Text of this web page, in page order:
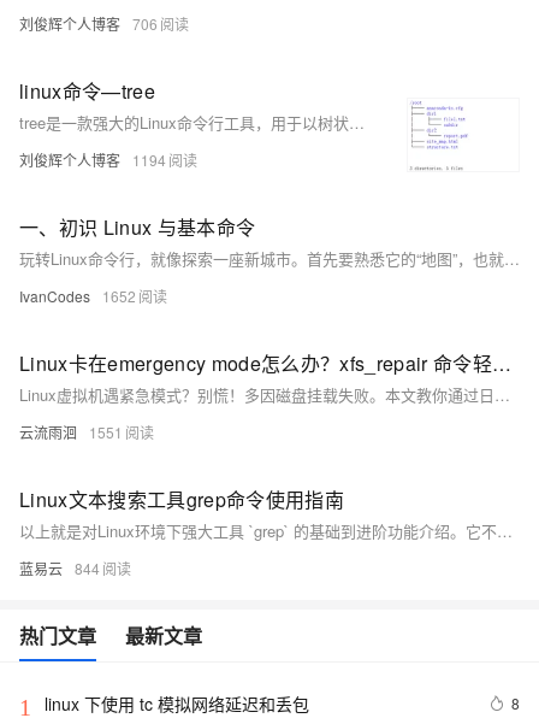
刘俊辉个人博客 706
linux命令—tree
tree是一款强大的Linux命令行工具，用于以树状结构递归展示目录和文件，直观呈现层级关系。支持多种功能，如过滤、排序、权限显示及格式化输出等。安装方法因系统而异常用场景包括：基础用法（显示当前或指定目录结构）、核心参数应用（如层级控制-L、隐藏文件显示-a、完整路径输出-f）以及进阶操作（如磁盘空间分析--du、结合grep过滤内容、生成JSON格式列表-J等）。此外，还可生成网站目录结构图并导出为HTML文件。注意事项：使用Tab键补全路径避免错误；超大目录建议限制遍历层数；脚本中推荐禁用统计信息以优化性能。更多详情可查阅手册mantree。
刘俊辉个人博客 1194
一、初识 Linux 与基本命令
玩转Linux命令行，就像探索一座新城市。首先要熟悉它的“地图”，也就是/根目录下/etc（放配置）、/home（住家）这些核心区域。然后掌握几个“生存口令”：用ls看周围，cd去别处，mkdir建新房，cp/mv搬东西，再用cat或tail看文件内容。最后，别忘了随时按Tab键，它能帮你自动补全命令和路径，是提高效率的第一神器。
IvanCodes 1652
Linux卡在emergency mode怎么办？xfs_repair 命令轻松解决
Linux虚拟机遇紧急模式？别慌！多因磁盘挂载失败。本文教你通过日志定位问题，用`xfs_repair`等工具修复文件系统，三步快速恢复。掌握查日志、修磁盘、验重启，轻松应对紧急模式，保障系统稳定运行。
云流雨洄 1551
Linux文本搜索工具grep命令使用指南
以上就是对Linux环境下强大工具 `grep` 的基础到进阶功能介绍。它不仅能够执行简单文字查询任务还能够处理复杂文字处理任务，并且支持强大而灵活地正则表达规范来增加查询精度与效率。无论您是程序员、数据分析师还是系统管理员，在日常工作中熟练运用该命令都将极大提升您处理和分析数据效率。
蓝易云 844
热门文章 最新文章
1 linux 下使用 tc 模拟网络延迟和丢包 8